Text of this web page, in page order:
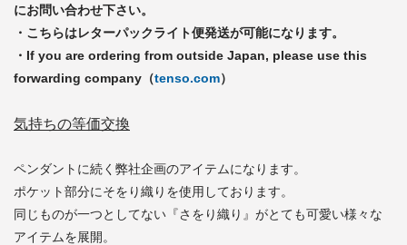
にお問い合わせ下さい。
・こちらはレターパックライト便発送が可能になります。
・If you are ordering from outside Japan, please use this
forwarding company（tenso.com）
気持ちの等価交換
ペンダントに続く弊社企画のアイテムになります。
ポケット部分にそをり織りを使用しております。
同じものが一つとしてない『さをり織り』がとても可愛い様々な
アイテムを展開。